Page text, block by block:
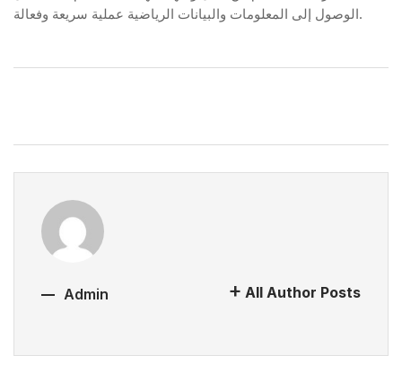
الوصول إلى المعلومات والبيانات الرياضية عملية سريعة وفعالة.
Admin All Author Posts